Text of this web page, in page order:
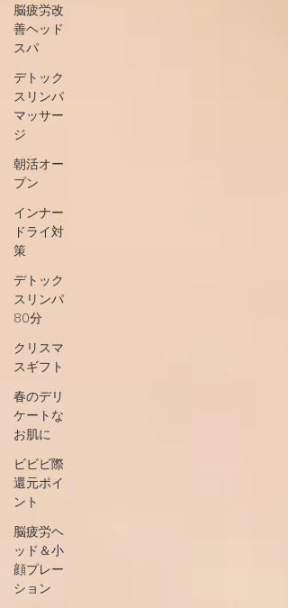
脳疲労改
善ヘッド
スパ
デトック
スリンパ
マッサー
ジ
朝活オー
プン
インナー
ドライ対
策
デトック
スリンパ
80分
クリスマ
スギフト
春のデリ
ケートな
お肌に
ビビビ際
還元ポイ
ント
脳疲労ヘ
ッド＆小
顔プレー
ション